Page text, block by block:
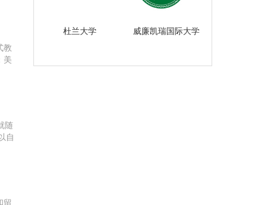
教
美
随
自
留
杜兰大学 威廉凯瑞国际大学